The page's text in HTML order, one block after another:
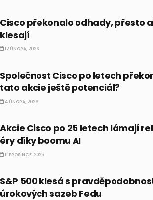
Cisco překonalo odhady, přesto
klesají
12 ÚNORA, 2026
Společnost Cisco po letech
tato akcie ještě potenciál?
4 ÚNORA, 2026
Akcie Cisco po 25 letech lámají
éry díky boomu AI
11 PROSINCE, 2025
S&P 500 klesá s
úrokových sazeb Fedu